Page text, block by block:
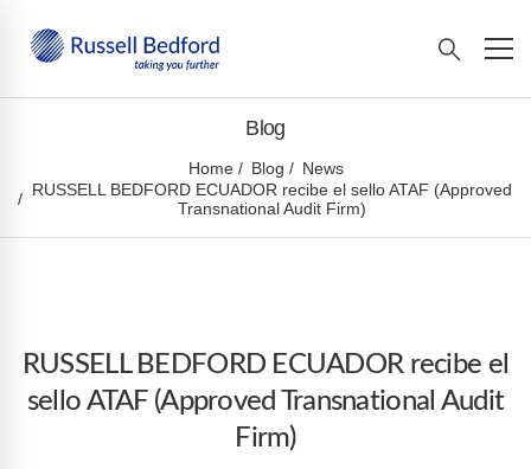
Blog
Home Blog
News
RUSSELL BEDFORD ECUADOR recibe el sello ATAF (Approved
Transnational Audit Firm)
RUSSELL BEDFORD ECUADOR recibe el
sello ATAF (Approved Transnational Audit
Firm)